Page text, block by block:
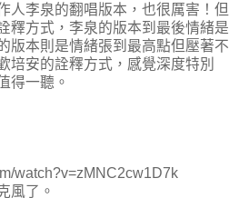
人李泉的翻唱版本，也很厲害！但
釋方式，李泉的版本到最後情緒是
版本則是情緒張到最高點但壓著不
培安的詮釋方式，感覺深度特別
得一聽。
watch?v=zMNC2cw1D7k
風了。